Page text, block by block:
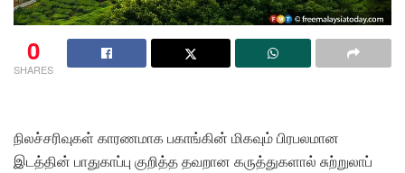
0
SHARES
நிலச்சரிவுகள் காரணமாக பகாங்கின் மிகவும் பிரபலமான
இடத்தின் பாதுகாப்பு குறித்த தவறான கருத்துகளால் சுற்றுலாப்